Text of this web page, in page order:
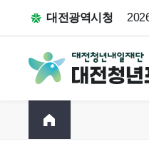
대전광역시청